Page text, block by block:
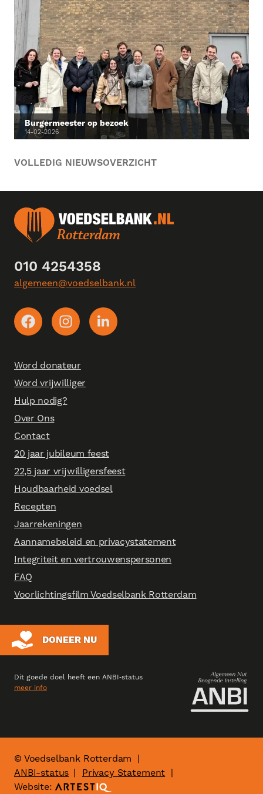
Burgermeester op bezoek
14-02-2026
VOLLEDIG NIEUWSOVERZICHT
010 4254358
algemeen@voedselbank.nl
Word donateur
Word vrijwilliger
Hulp nodig?
Over Ons
Contact
20 jaar jubileum feest
22,5 jaar vrijwilligersfeest
Houdbaarheid voedsel
Recepten
Jaarrekeningen
Aannamebeleid en privacystatement
Integriteit en vertrouwenspersonen
FAQ
Voorlichtingsfilm Voedselbank Rotterdam
DONEER NU
Dit goede doel heeft een ANBI‑status
meer info
© Voedselbank Rotterdam
ANBI-status
Privacy Statement
Website: